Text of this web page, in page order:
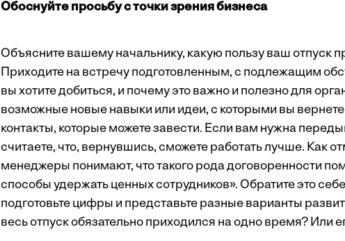
Обоснуйте просьбу с точки зрения бизнеса
Объясните вашему начальнику, какую пользу ваш отпуск
Приходите на встречу подготовленным, с подлежащим
вы хотите добиться, и почему это важно и полезно для
возможные новые навыки или идеи, с которыми вы
контакты, которые можете завести. Если вам нужна
считаете, что, вернувшись, сможете работать лучше. Как
менеджеры понимают, что такого рода договоренности
способы удержать ценных сотрудников». Обратите это
подготовьте цифры и представьте разные варианты
весь отпуск обязательно приходился на одно время? Или